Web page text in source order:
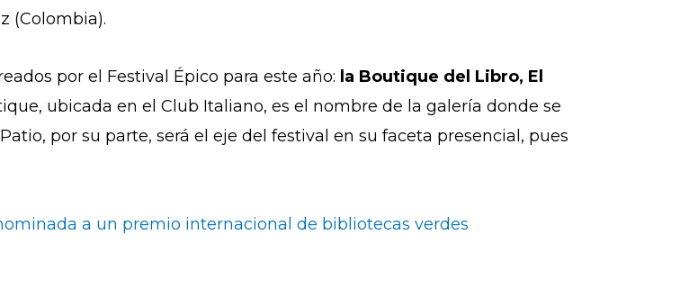
(Colombia).
por el Festival Épico para este año: a Boutique del Libro, El
ubicada en el Club Italiano, es el nombre de la galería donde se
por su parte, será el eje del festival en su faceta presencial, pues
a un premio internacional de bibliotecas verdes